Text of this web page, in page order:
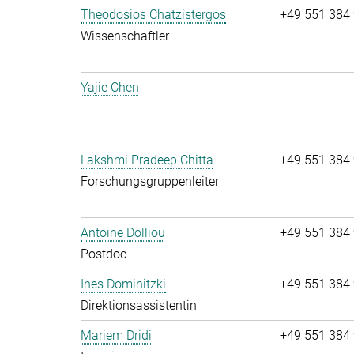
Theodosios Chatzistergos
Wissenschaftler
+49 551 384
Yajie Chen
Lakshmi Pradeep Chitta
Forschungsgruppenleiter
+49 551 384
Antoine Dolliou
Postdoc
+49 551 384
Ines Dominitzki
Direktionsassistentin
+49 551 384
Mariem Dridi
+49 551 384